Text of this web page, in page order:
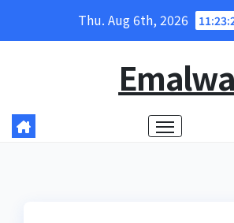
Thu. Aug 6th, 2026
Emalwa